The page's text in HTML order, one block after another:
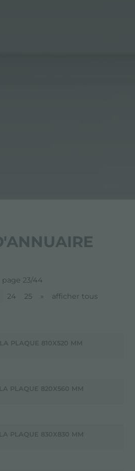
page 23/44
24 25 » afficher tous
PLAQUE 810X520 MM
PLAQUE 820X560 MM
PLAQUE 830X830 MM